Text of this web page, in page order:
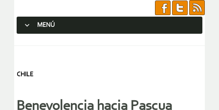
MENÚ
CHILE
Benevolencia hacia Pascua